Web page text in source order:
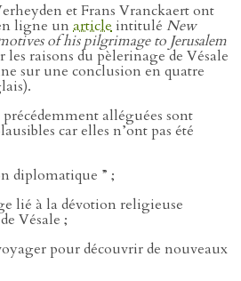
et Frans Vranckaert ont
ligne un article intitulé New
of his pilgrimage to Jerusalem
raisons du pèlerinage de Vésale
sur une conclusion en quatre
précédemment alléguées sont
car elles n’ont pas été
diplomatique ” ;
lié à la dévotion religieuse
Vésale ;
pour découvrir de nouveaux